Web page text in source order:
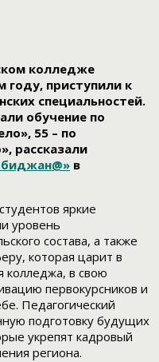
колледже
году, приступили к
специальностей.
обучение по
55 – по
рассказали
в
яркие
уровень
состава, а также
которая царит в
колледжа, в свою
первокурсников и
Педагогический
подготовку будущих
укрепят кадровый
региона.